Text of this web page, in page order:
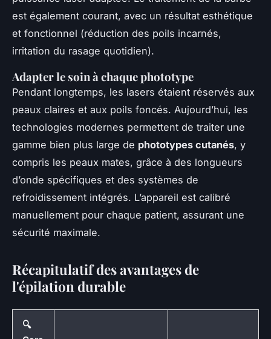
est également courant, avec un résultat esthétique
et fonctionnel (réduction des poils incarnés,
irritation du rasage quotidien).
Adapter le soin à chaque phototype
Pendant longtemps, les lasers étaient réservés aux
peaux claires et aux poils foncés. Aujourd’hui, les
technologies modernes permettent de traiter une
gamme bien plus large de phototypes cutanés, y
compris les peaux mates, grâce à des longueurs
d’onde spécifiques et des systèmes de
refroidissement intégrés. L’appareil est calibré
manuellement pour chaque patient, assurant une
sécurité maximale.
Récapitulatif des avantages de
l'épilation durable
🔍